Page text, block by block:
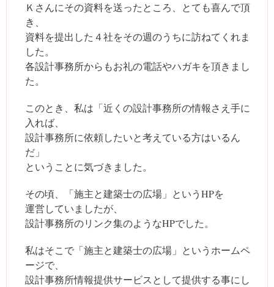
Ｋさんにその資料を送ったところ、とても喜んで頂
き、
資料を提出した４社をその週のうちに訪ねてくれま
した。
各設計事務所からもお礼の電話やハガキを頂きまし
た。
このとき、私は「近くの設計事務所の情報さえ手に
入れば、
設計事務所に依頼したいと考えている方はいるん
だ」
ということに気づきました。
その頃、「施主と建築士の広場」というHPを
運営していましたが、
設計事務所のリンク集のようなHPでした。
私はそこで「施主と建築士の広場」というホームペ
ージで、
設計事務所情報提供サービスとして提供する事にし